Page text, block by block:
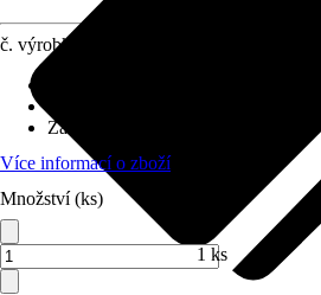
č. výrobku
Základní barva
Více informací o zboží
Množství (ks)
1 ks